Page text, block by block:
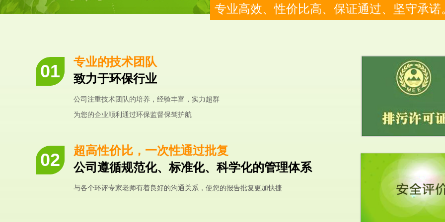
专业高效、性价比高、保证通过、坚守承诺
专业的技术团队
致力于环保行业
公司注重技术团队的培养，经验丰富，实力超群
为您的企业顺利通过环保监督保驾护航
超高性价比，一次性通过批复
公司遵循规范化、标准化、科学化的管理体系
与各个环评专家老师有着良好的沟通关系，使您的报告批复更加快捷